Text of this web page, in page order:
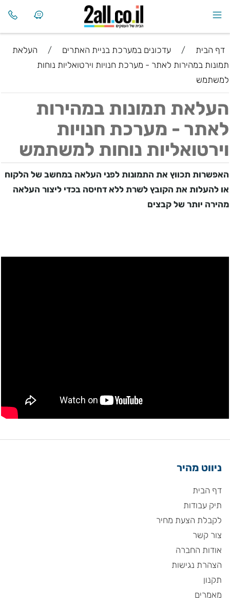
דף הבית / עדכונים במערכת בניית האתרים /
העלאת
תמונות במהירות לאתר - מערכת חנויות וירטואליות נוחות
למשתמש
העלאת תמונות במהירות
לאתר - מערכת חנויות
וירטואליות נוחות למשתמש
האפשרות תכווץ את התמונות לפני העלאה במחשב של הלקוח
או להעלות את הקובץ לשרת ללא דחיסה בכדי ליצור העלאה
מהירה יותר של קבצים
ניווט מהיר
דף הבית
תיק עבודות
לקבלת הצעת מחיר
צור קשר
אודות החברה
הצהרת נגישות
תקנון
מאמרים